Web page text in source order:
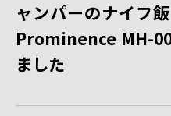
ャンパーのナイフ
Prominence MH-
ました